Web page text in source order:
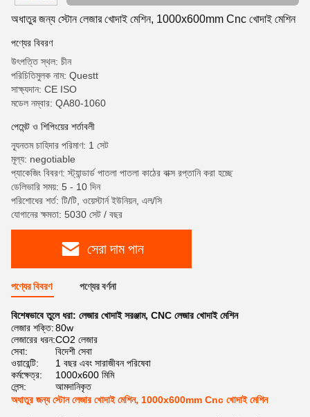
অধাতুর জন্য স্টোন লেজার খোদাই মেশিন, 1000x600mm Cnc খোদাই মেশিন
পণ্যের বিবরণ
উৎপত্তি স্থল: চীন
পরিচিতিমুলক নাম: Questt
সাক্ষ্যদান: CE ISO
মডেল নম্বার: QA80-1060
পেমেন্ট ও শিপিংয়ের শর্তাবলী
ন্যূনতম চাহিদার পরিমাণ: 1 সেট
মূল্য: negotiable
প্যাকেজিং বিবরণ: স্ট্যান্ডার্ড পাতলা পাতলা কাঠের বাক্স রপ্তানি করা হচ্ছে
ডেলিভারি সময়: 5 - 10 দিন
পরিশোধের শর্ত: টি/টি, ওয়েস্টার্ন ইউনিয়ন, এল/সি
যোগানের ক্ষমতা: 5030 সেট / বছর
সেরা দাম পান
পণ্যের বিবরণ পণ্যের বর্ণনা
বিশেষভাবে তুলে ধরা: লেজার খোদাই সরঞ্জাম, CNC লেজার খোদাই মেশিন
লেজার শক্তি:80w
লেজারের ধরন:CO2 লেজার
সেবা:
বিদেশী সেবা
ওয়ারেন্টি:
1 বছর এবং সারাজীবন পরিষেবা
কর্মক্ষেত্র:
1000x600 মিমি
লেন্স:
আমদানিকৃত
অধাতুর জন্য স্টোন লেজার খোদাই মেশিন, 1000x600mm Cnc খোদাই মেশিন